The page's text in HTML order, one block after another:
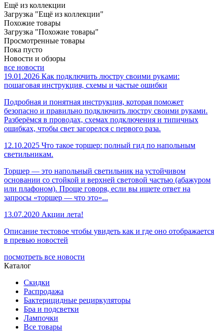
Ещё из коллекции
Загрузка "Ещё из коллекции"
Похожие товары
Загрузка "Похожие товары"
Просмотренные товары
Пока пусто
Новости и обзоры
все новости
19.01.2026 Как подключить люстру своими руками:
пошаговая инструкция, схемы и частые ошибки
Подробная и понятная инструкция, которая поможет
безопасно и правильно подключить люстру своими руками.
Разберёмся в проводах, схемах подключения и типичных
ошибках, чтобы свет загорелся с первого раза.
12.10.2025 Что такое торшер: полный гид по напольным
светильникам.
Торшер — это напольный светильник на устойчивом
основании со стойкой и верхней световой частью (абажуром
или плафоном). Проще говоря, если вы ищете ответ на
запросы «торшер — что это»...
13.07.2020 Акции лета!
Описание тестовое чтобы увидеть как и где оно отображается
в превью новостей
посмотреть все новости
Каталог
Скидки
Распродажа
Бактерицидные рециркуляторы
Бра и подсветки
Лампочки
Все товары